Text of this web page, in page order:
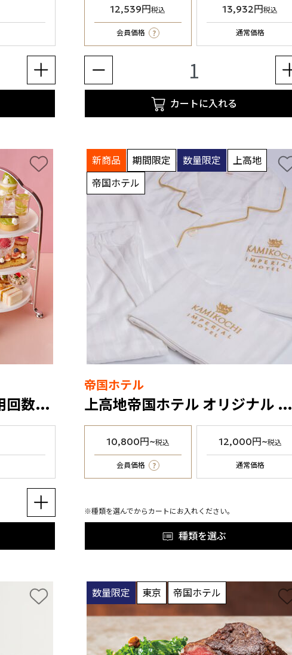
12,539円税込
会員価格 ?
13,932円税込
通常価格
カートに入れる
アフタヌーンティーご利用回数券 [100組限定]
新商品 期間限定 数量限定
上高地
帝国ホテル
帝国ホテル
上高地帝国ホテル オリジナル パジャマ（布袋付き）男女兼用
10,800円~税込
会員価格 ?
12,000円~税込
通常価格
※種類を選んでからカートにお入れください。
種類を選ぶ
数量限定 東京 帝国ホテル